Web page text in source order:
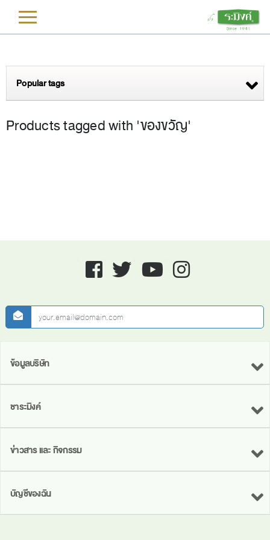
Popular tags
Products tagged with 'ของขวัญ'
Facebook twitter youtube instagram
newsletter
ข้อมูลบริษัท
ชาระมิงค์
ข่าวสาร และ กิจกรรม
บัญชีของฉัน